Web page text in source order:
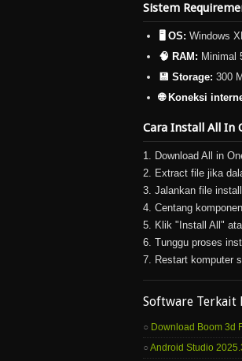
Sistem
🖥️ OS: Windows
🧠 RAM: Minimal
💾 Storage: 300
🌐 Koneksi
Cara Install All In
1. Download All in
2. Extract file jika
3. Jalankan file
4. Centang
5. Klik "Install All"
6. Tunggu proses
7. Restart komputer
Software Terkait
Download Boom 3d
Android Studio